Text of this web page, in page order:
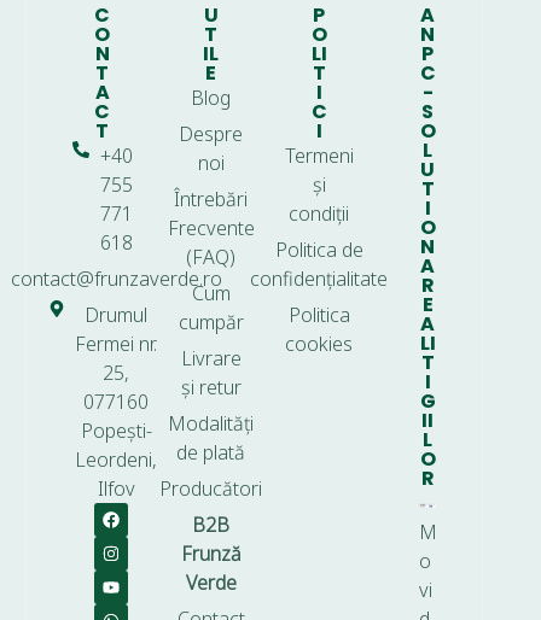
C
O
N
T
A
C
T
+40
755
771
618
contact@frunzaverde.ro
Drumul
Fermei nr.
25,
077160
Popești-
Leordeni,
Ilfov
U
T
IL
E
Blog
Despre
noi
Întrebări
Frecvente
(FAQ)
Cum
cumpăr
Livrare
și retur
Modalități
de plată
Producători
B2B
Frunză
Verde
P
O
LI
T
I
C
I
Termeni
și
condiții
Politica de
confidențialitate
Politica
cookies
A
N
P
C
-
S
O
L
U
T
I
O
N
A
R
E
A
LI
T
I
G
II
L
O
R
M
o
vi